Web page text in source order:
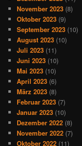
November 2023 (8)
Oktober 2023 (9)
September 2023 (10)
August 2023 (10)
Juli 2023 (11)
Juni 2023 (10)
Mai 2023 (10)
April 2023 (6)
März 2023 (8)
Februar 2023 (7)
Januar 2023 (10)
Dezember 2022 (8)
November 2022 (7)
Oktober 2022 (11)